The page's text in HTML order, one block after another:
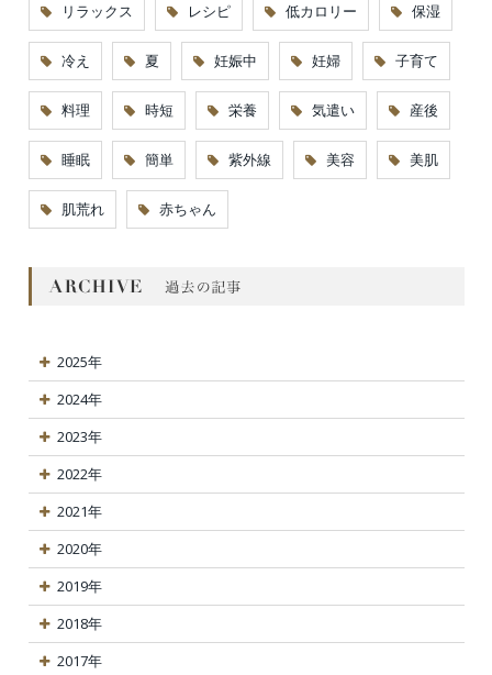
リラックス レシピ 低カロリー 保湿
冷え 夏 妊娠中 妊婦 子育て
料理 時短 栄養 気遣い 産後
睡眠 簡単 紫外線 美容 美肌
肌荒れ 赤ちゃん
2025年
2024年
2023年
2022年
2021年
2020年
2019年
2018年
2017年